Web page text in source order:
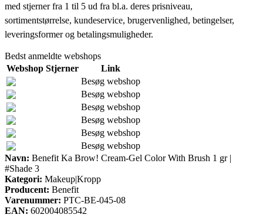
med stjerner fra 1 til 5 ud fra bl.a. deres prisniveau,
sortimentstørrelse, kundeservice, brugervenlighed, betingelser,
leveringsformer og betalingsmuligheder.
Bedst anmeldte webshops
Webshop Stjerner
Link
Besøg webshop
Besøg webshop
Besøg webshop
Besøg webshop
Besøg webshop
Besøg webshop
Navn: Benefit Ka Brow! Cream-Gel Color With Brush 1 gr |
#Shade 3
Kategori: Makeup|Kropp
Producent: Benefit
Varenummer: PTC-BE-045-08
EAN: 602004085542